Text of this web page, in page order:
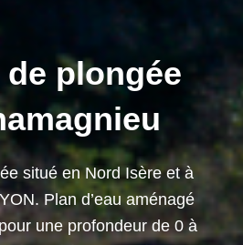
plongée
situé en Nord Isère et à
Plan d’eau aménagé
une profondeur de 0 à